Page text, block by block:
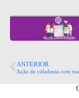
ANTERIOR